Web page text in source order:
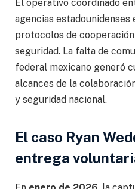
El operativo coordinado
agencias
protocolos de
seguridad. La falta de
federal mexicano generó
alcances de la
y seguridad nacional.
El caso Ryan
entrega